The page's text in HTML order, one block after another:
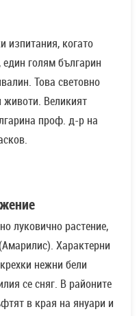
изпитания, когато
голям българин
Това световно
животи. Великият
проф. д-р на
луковично растение,
Характерни
нежни бели
се сняг. В районите
в края на януари и